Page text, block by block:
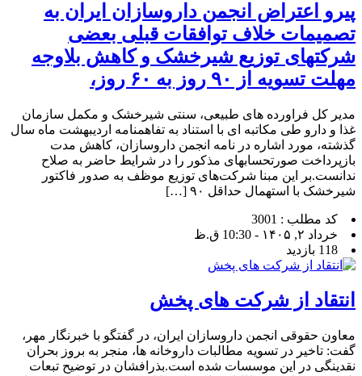
پیرو اعتراض انجمن داروسازان ایران به
تصمیمات خلاف توافقات قبلی بعضی
شرکتهای توزیع شیرخشک و کاهش بلاوجه
مهلت تسویه از ۹۰ روز به ۶۰ روز،
مدیر کل فراورده های طبیعی، سنتی شیرخشک و مکمل سازمان
غذا و دارو طی مکاتبه ای با استناد به تفاهمنامه اردیبهشت ماه سال
گذشته، مورد اشاره در نامه انجمن داروسازان، کاهش مدت
بازپرداخت صورتحسابهای مذکور را در شرایط حاضر به صلاح
ندانست.بر این مبنا شرکت‌های توزیع موظف به صدور فاکتور
شیرخشک با استهمال حداقل ۹۰ […]
کد مطلب : 3001
خرداد ۲, ۱۴۰۵ - 10:30 ق.ظ
118 بازدید
انتقاد از شرکت های پخش
معاون حقوقی انجمن داروسازان ایران، در گفتگو با خبرنگار مهر،
گفت: تاخیر در تسویه مطالبات داروخانه ها، منجر به بروز بحران
نقدینگی در این موسسات شده است.بذرافشان در توضیح تبعات